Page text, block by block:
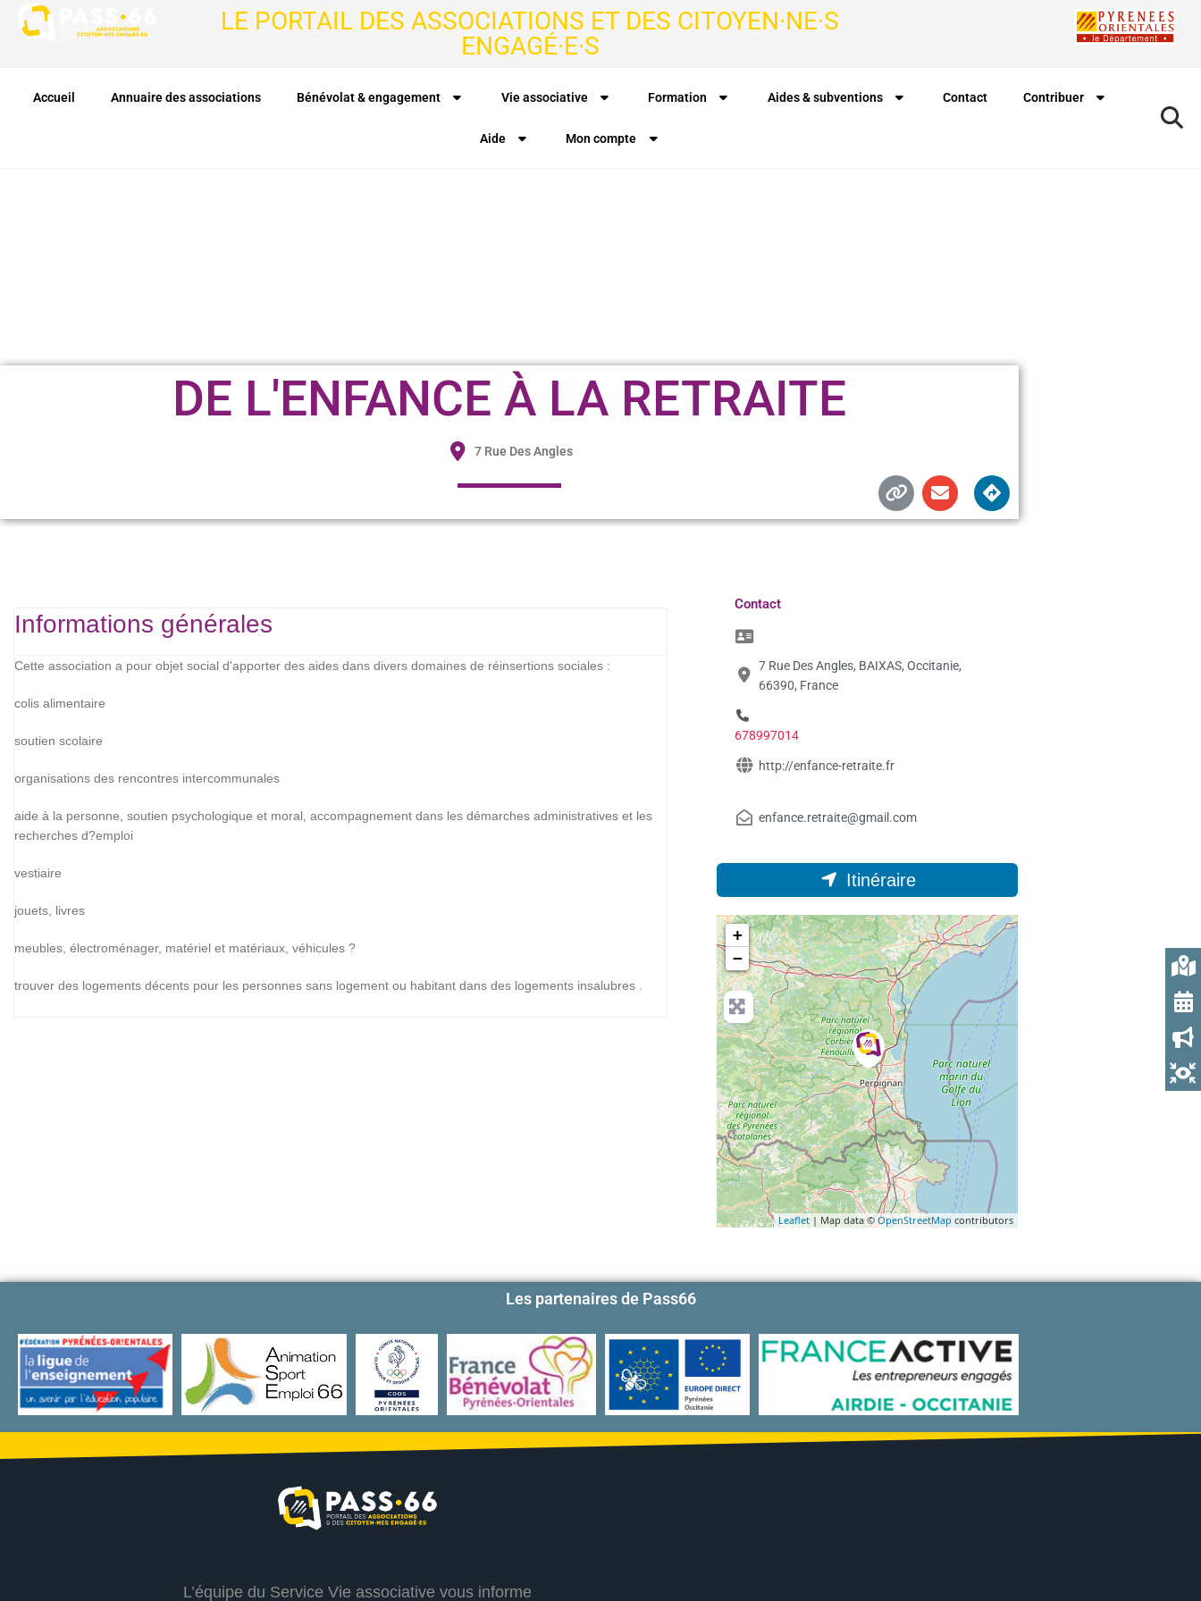
LE PORTAIL DES ASSOCIATIONS ET DES CITOYEN·NE·S
ENGAGÉ·E·S
Accueil Annuaire des associations Bénévolat & engagement Vie associative Formation Aides & subventions Contact Contribuer
Aide Mon compte
DE L'ENFANCE À LA RETRAITE
7 Rue Des Angles
Informations générales
Cette association a pour objet social d'apporter des aides dans divers domaines de réinsertions sociales :
colis alimentaire
soutien scolaire
organisations des rencontres intercommunales
aide à la personne, soutien psychologique et moral, accompagnement dans les démarches administratives et les
recherches d?emploi
vestiaire
jouets, livres
meubles, électroménager, matériel et matériaux, véhicules ?
trouver des logements décents pour les personnes sans logement ou habitant dans des logements insalubres .
Contact
7 Rue Des Angles, BAIXAS, Occitanie,
66390, France
678997014
http://enfance-retraite.fr
enfance.retraite@gmail.com
Itinéraire
+
−
Leaflet | Map data ©OpenStreetMap contributors
Les partenaires de Pass66
L’équipe du Service Vie associative vous informe